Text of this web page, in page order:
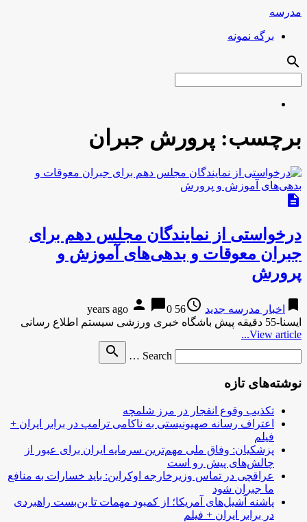
مدرسه
برگه نمونه
search
برچسب: پرورش جبران
description
درخواستی از نمایندگان مجلس دهم برای
جبران معوقات و بدهی‌های آموزش و
پرورش
bookmark اخبار مدرسه جدید access_time
56 years ago
person chat_bubble0
ایسنا-55 دقیقه پیش باشگاه خبری ورزشی سیستم اطلاع رسانی
View article...
Search …
search
نوشته‌های تازه
تکذیب وقوع انفجار در مرز شلمچه
اعتراف رسانه صهیونیستی به ناکامی ترامپ در برابر ایران +
فیلم
پزشکیان: وفاق ملی مهم‌ترین سرمایه ایران برای عبور از
چالش‌های پیش رو است
عراقچی در تماس وزیرخارجه اوکراین: باید خسارات به منافع
ما جبران شود
پاشنه آشیل‌های آمریکا؛ از کمبود مهمات تا بن‌بست راهبردی
در برابر ایران + فیلم